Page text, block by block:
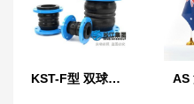
KST-F型 双球体橡胶接头